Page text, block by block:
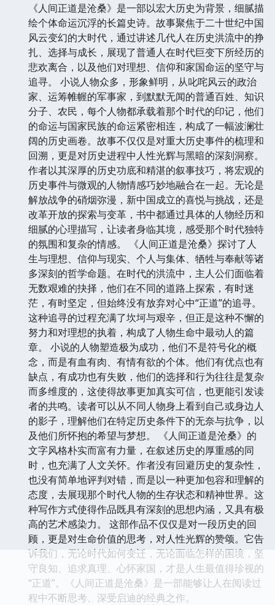
《人间正道是沧桑》是一部以宏大历史为背景，细腻描
绘个体命运沉浮的长篇史诗。故事聚焦于二十世纪中国
风云变幻的大时代，通过讲述几代人在历史洪流中的挣
扎、选择与成长，展现了普通人在时代巨变下所经历的
悲欢离合，以及他们对理想、信仰和家国命运的坚守与
追寻。 小说人物众多，形象鲜明，从叱咤风云的政治
家、运筹帷幄的军事家，到默默无闻的普通百姓、知识
分子、农民，每个人物都承载着那个时代的印记，他们
的命运与国家民族的命运紧密相连，构成了一幅波澜壮
阔的历史画卷。故事不仅仅是对重大历史事件的梳理和
回溯，更是对历史进程中人性光辉与黑暗的深刻洞察。
作者以其深厚的历史功底和精湛的叙事技巧，将宏观的
历史事件与微观的人物情感巧妙地融合在一起。无论是
解放战争的硝烟弥漫，新中国成立的喜悦与挑战，还是
改革开放的探索与变革，书中都通过具体的人物经历和
细腻的心理描写，让读者身临其境，感受那个时代独特
的氛围和复杂的情感。 《人间正道是沧桑》探讨了人
生与理想、信仰与现实、个人与集体、牺牲与奉献等诸
多深刻的哲学命题。在时代的洪流中，主人公们面临着
无数艰难的抉择，他们在不同的道路上探索，有时迷
茫，有时坚定，但始终没有放弃对心中“正道”的追寻。
这种追寻的过程充满了坎坷与艰辛，但正是这种不懈的
努力和对理想的执着，构成了人物生命中最动人的篇
章。 小说的人物塑造极为成功，他们不是符号化的概
念，而是有血有肉、有情有欲的个体。他们有优点也有
缺点，有成功也有失败，他们的选择和行为往往是复杂
而多维度的，这使得故事更加真实可信，也更能引发读
者的共鸣。读者可以从不同人物身上看到自己或身边人
的影子，理解他们在特定历史条件下的无奈与抗争，以
及他们所怀抱的希望与梦想。 《人间正道是沧桑》的
文字风格朴实而富有力量，在叙述历史的厚重感的同
时，也充满了人文关怀。作者没有回避历史的复杂性，
也没有简单地评判对错，而是以一种更加包容和理解的
态度，去展现那个时代人物的生存状态和精神世界。这
种写作方式使得作品既具有深刻的思想内涵，又具有极
高的艺术感染力。 这部作品不仅仅是对一段历史的回
顾，更是对生命价值的思考，对人性光辉的赞颂。它告
诉我们，无论时代如何变迁，无论面临怎样的困境，坚
守良知、追求真理、心怀家国，才是人生最值得珍视的
“正道”。《人间正道是沧桑》是一部能够让人在阅读过
程中不断思考、深受启迪的经典之作。